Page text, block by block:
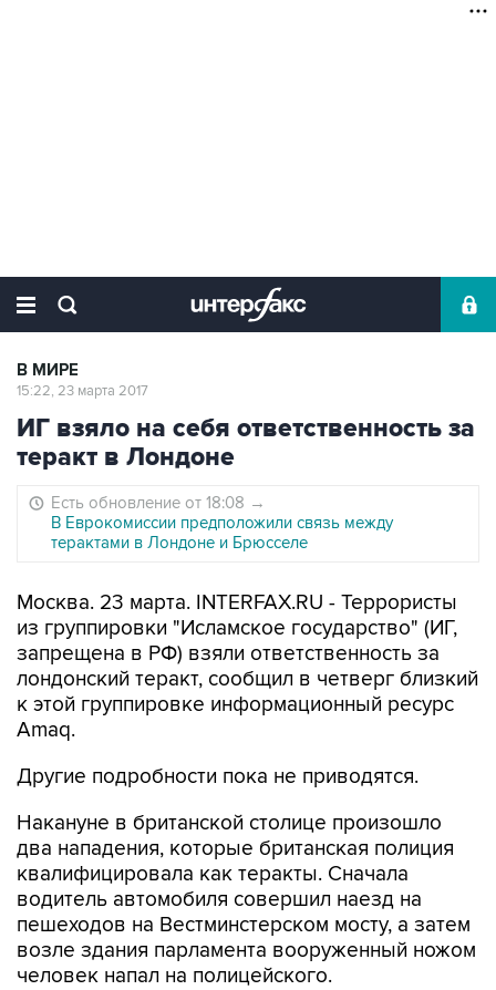
В МИРЕ
15:22, 23 марта 2017
ИГ взяло на себя ответственность за
теракт в Лондоне
Есть обновление от 18:08 →
В Еврокомиссии предположили связь между
терактами в Лондоне и Брюсселе
Москва. 23 марта. INTERFAX.RU - Террористы
из группировки "Исламское государство" (ИГ,
запрещена в РФ) взяли ответственность за
лондонский теракт, сообщил в четверг близкий
к этой группировке информационный ресурс
Amaq.
Другие подробности пока не приводятся.
Накануне в британской столице произошло
два нападения, которые британская полиция
квалифицировала как теракты. Сначала
водитель автомобиля совершил наезд на
пешеходов на Вестминстерском мосту, а затем
возле здания парламента вооруженный ножом
человек напал на полицейского.